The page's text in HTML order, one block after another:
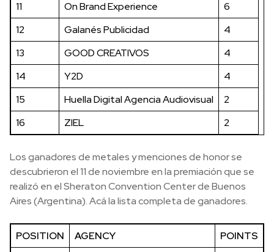
11 On Brand Experience
6
12
Galanés Publicidad
4
13
GOOD CREATIVOS
4
14
Y2D
4
15
Huella Digital Agencia Audiovisual
2
16
ZIEL 2
Los ganadores de metales y menciones de honor se
descubrieron el 11 de noviembre en la premiación que se
realizó en el Sheraton Convention Center de Buenos
Aires (Argentina). Acá la lista completa de ganadores.
POSITION AGENCY
POINTS